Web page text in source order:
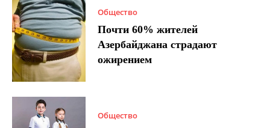
Общество
Почти 60% жителей
Азербайджана страдают
ожирением
Общество